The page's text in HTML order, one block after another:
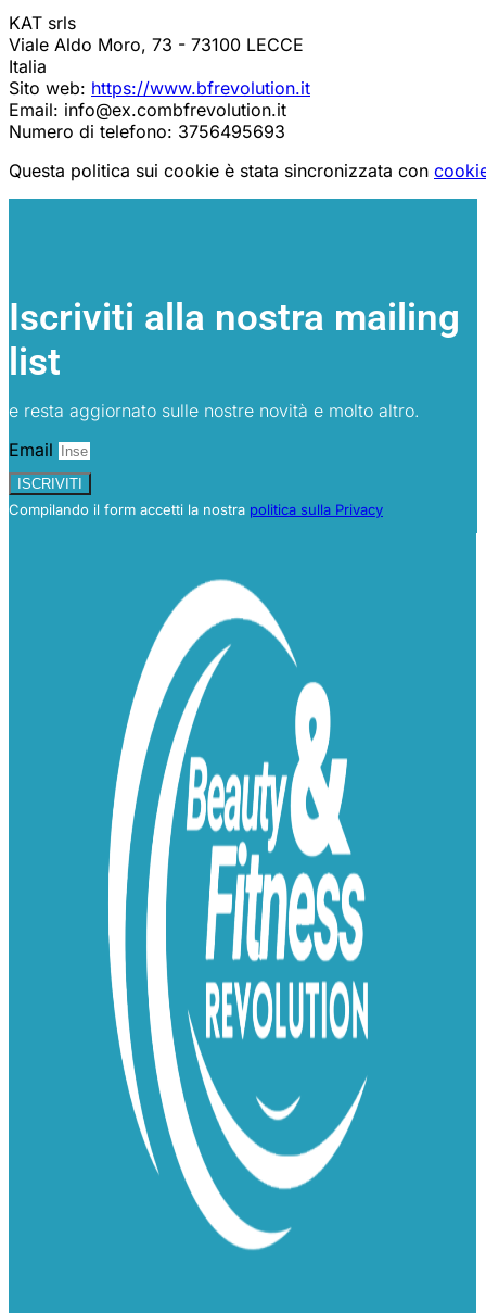
KAT srls
Viale Aldo Moro, 73 - 73100 LECCE
Italia
Sito web: https://www.bfrevolution.it
Email: info@ex.combfrevolution.it
Numero di telefono: 3756495693
Questa politica sui cookie è stata sincronizzata con
Iscriviti alla nostra mailing
list
e resta aggiornato sulle nostre novità e molto altro.
Email
ISCRIVITI
Compilando il form accetti la nostra politica sulla Privacy